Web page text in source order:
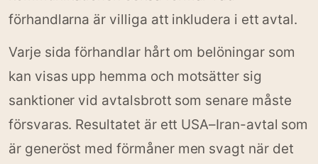
förhandlarna är villiga att inkludera i ett avtal.
Varje sida förhandlar hårt om belöningar som
kan visas upp hemma och motsätter sig
sanktioner vid avtalsbrott som senare måste
försvaras. Resultatet är ett USA–Iran-avtal som
är generöst med förmåner men svagt när det